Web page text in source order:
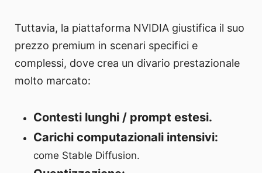
Tuttavia, la piattaforma NVIDIA giustifica il suo
prezzo premium in scenari specifici e
complessi, dove crea un divario prestazionale
molto marcato:
Contesti lunghi / prompt estesi.
Carichi computazionali intensivi:
come Stable Diffusion.